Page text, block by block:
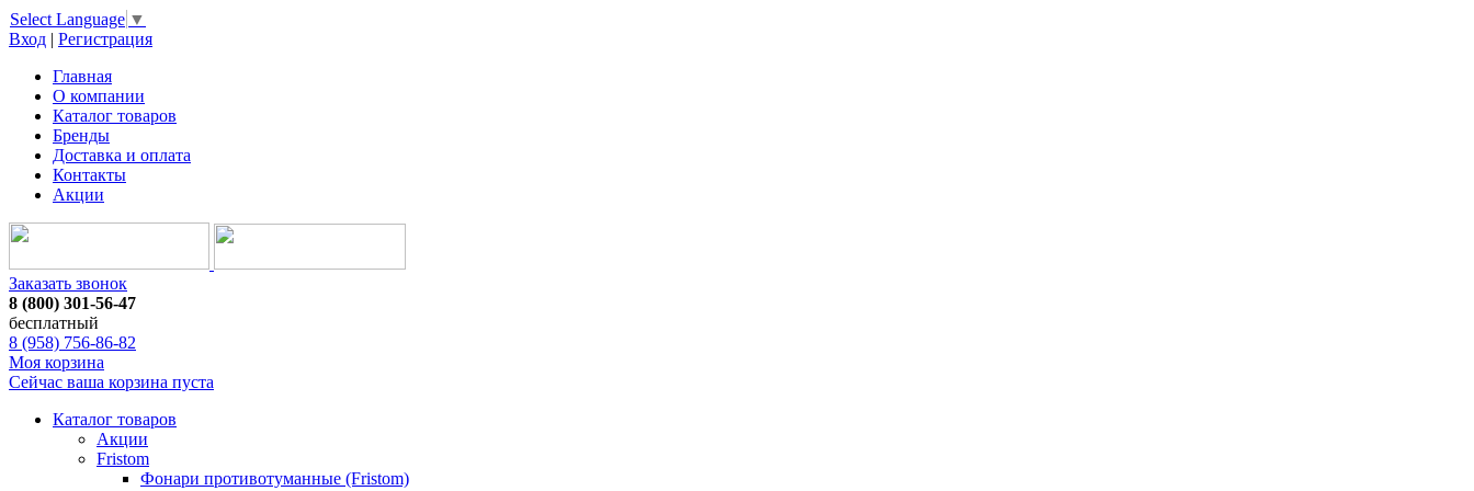
Select Language ▼
Вход | Регистрация
Главная
О компании
Каталог товаров
Бренды
Доставка и оплата
Контакты
Акции
Заказать звонок
8 (800) 301-56-47
бесплатный
8 (958) 756-86-82
Моя корзина
Сейчас ваша корзина пуста
Каталог товаров
Акции
Fristom
Фонари противотуманные (Fristom)